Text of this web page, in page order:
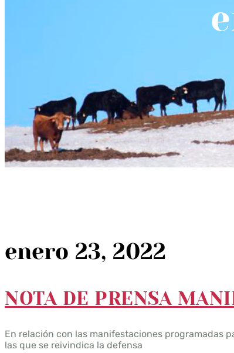
enero 23, 2022
NOTA DE PRENSA
En relación con las manifestaciones programadas
las que se reivindica la defensa